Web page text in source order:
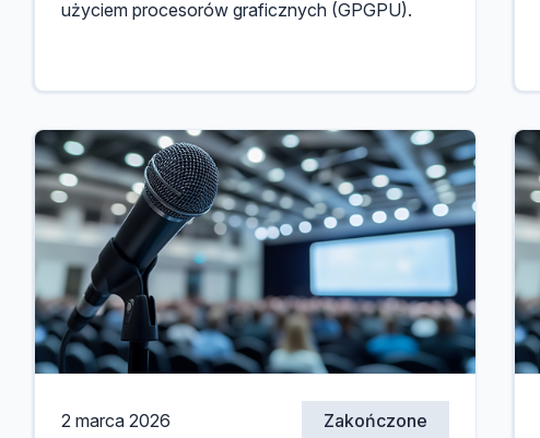
użyciem procesorów graficznych (GPGPU).
Zakończone
2 marca 2026